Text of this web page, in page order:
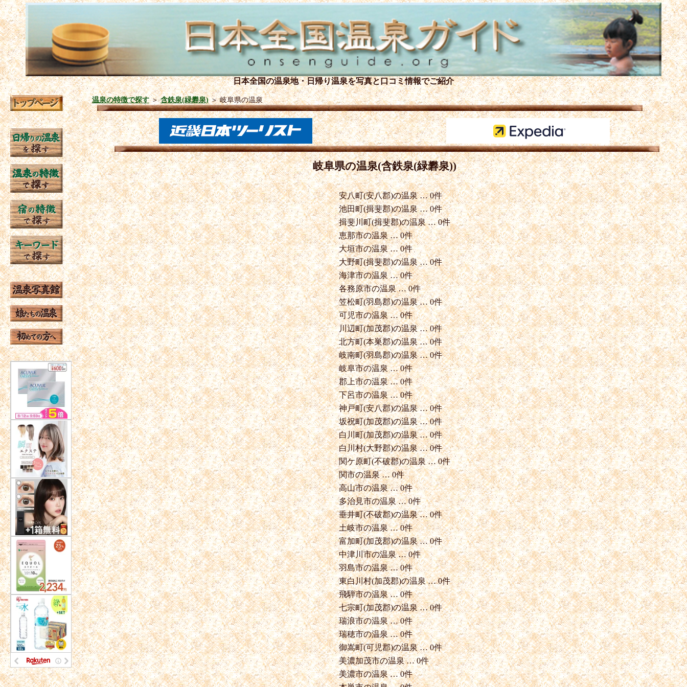
日本全国の温泉地・日帰り温泉を写真と口コミ情報でご紹介
温泉の特徴で探す＞含鉄泉(緑礬泉)＞岐阜県の温泉
岐阜県の温泉(含鉄泉(緑礬泉))
安八町(安八郡)の温泉 … 0件
池田町(揖斐郡)の温泉 … 0件
揖斐川町(揖斐郡)の温泉 … 0件
恵那市の温泉 … 0件
大垣市の温泉 … 0件
大野町(揖斐郡)の温泉 … 0件
海津市の温泉 … 0件
各務原市の温泉 … 0件
笠松町(羽島郡)の温泉 … 0件
可児市の温泉 … 0件
川辺町(加茂郡)の温泉 … 0件
北方町(本巣郡)の温泉 … 0件
岐南町(羽島郡)の温泉 … 0件
岐阜市の温泉 … 0件
郡上市の温泉 … 0件
下呂市の温泉 … 0件
神戸町(安八郡)の温泉 … 0件
坂祝町(加茂郡)の温泉 … 0件
白川町(加茂郡)の温泉 … 0件
白川村(大野郡)の温泉 … 0件
関ケ原町(不破郡)の温泉 … 0件
関市の温泉 … 0件
高山市の温泉 … 0件
多治見市の温泉 … 0件
垂井町(不破郡)の温泉 … 0件
土岐市の温泉 … 0件
富加町(加茂郡)の温泉 … 0件
中津川市の温泉 … 0件
羽島市の温泉 … 0件
東白川村(加茂郡)の温泉 … 0件
飛騨市の温泉 … 0件
七宗町(加茂郡)の温泉 … 0件
瑞浪市の温泉 … 0件
瑞穂市の温泉 … 0件
御嵩町(可児郡)の温泉 … 0件
美濃加茂市の温泉 … 0件
美濃市の温泉 … 0件